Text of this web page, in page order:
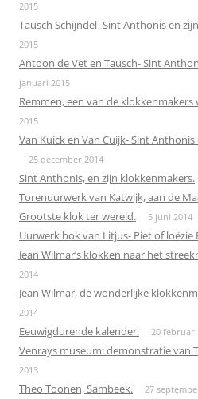
2015
Tausch Schijndel- Sint Anthonis en
2015
Antoon de Vet en Tausch- Sint
januari 2015
Remmen, een van de klokkenmakers
2015
Van Kuick en Van Cuijk- Sint
25 december 2014
Sint Anthonis, en zijn klokkenmakers.
Torenuurwerk van Katwijk, aan de
Grootste klok ter wereld. 5 juni 2014
Uurwerk bok van Litjus- Piet of loëzie
Jean Wilmar’s klokken naar het
2014
Jean Wilmar, de wonderlijke
2014
Eeuwigdurende kalender. 20 februari
Venrays museum: demonstratie van
2013
Theo Toonen, Sambeek. 27